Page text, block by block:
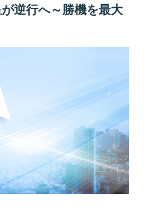
逆行へ～勝機を最大